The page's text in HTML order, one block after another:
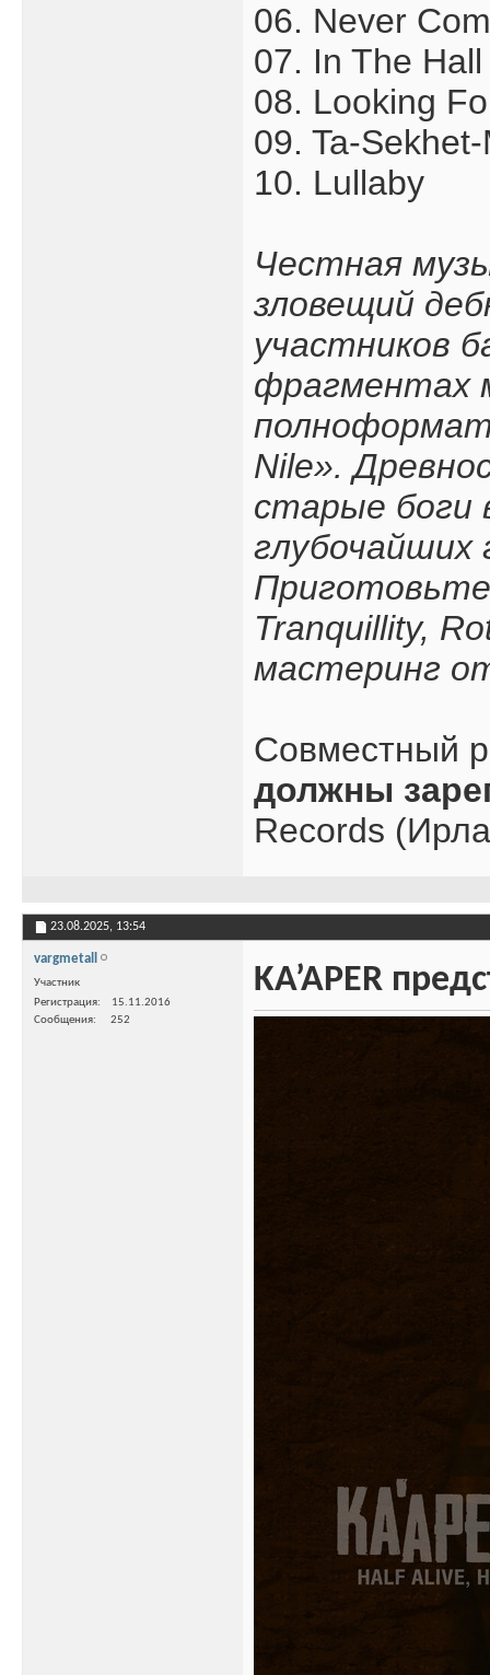
06. Never
07. In The
08. Looking
09. Ta-Sekhet-
10. Lullaby
Честная
зловещий
участников
фрагментах
Nile».
старые боги
глубочайших
Tranquillity,
мастеринг
Совместный
должны
Records
23.08.2025, 13:54
vargmetall
Участник
Регистрация
15.11.2016
Сообщения
252
KA’APER